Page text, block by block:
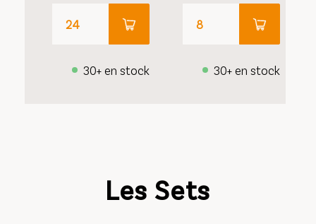
30+ en stock 30+ en stock
Les Sets